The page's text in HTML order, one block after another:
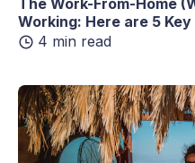
The Work-From-Home
Working: Here are 5
4 min read